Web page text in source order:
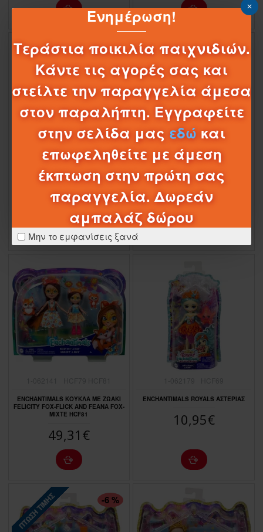
Ενημέρωση!
Τεράστια ποικιλία παιχνιδιών.
Κάντε τις αγορές σας και
στείλτε την παραγγελία άμεσα
στον παραλήπτη. Εγγραφείτε
στην σελίδα μας εδώ και
επωφεληθείτε με άμεση
έκπτωση στην πρώτη σας
παραγγελία. Δωρεάν
αμπαλάζ δώρου
Μην το εμφανίσεις ξανά
ΠΤΏΣΗ ΤΙΜΉΣ
Προσφορά Eshop -0 %
Ημέρες
20
Ώρες
54
Λεπτά
56
Δευτερόλεπτα
1-062301 HCF71
ENCHANTIMALS ROYALS ΓΟΡΓΟΝΑ ΣΕΤ
17,97€ 17,99€
ΠΤΏΣΗ ΤΙΜΉΣ -9 %
1-062214 DVH87 FXM74
ENCHANTIMALS ΚΟΥΚΛΑ ΚΑΙ ΖΩΑΚΙ
PATTER PEACOCK AND FLAP
9,95€ 10,95€
ENCHANTIMALS ΚΟΥΚΛΑ ΜΕ ΖΩΑΚΙ
FELICITY FOX-FLICK AND FEANA FOX-
MIXTE HCF81
49,31€
ENCHANTIMALS ROYALS ΑΣΤΕΡΙΑΣ
10,95€
ΠΤΏΣΗ ΤΙΜΉΣ -6 %